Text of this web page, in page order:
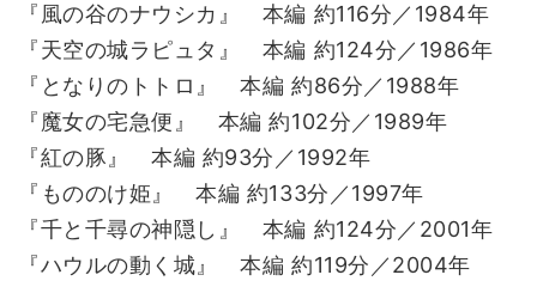
『風の谷のナウシカ』 本編 約116分／1984年
『天空の城ラピュタ』 本編 約124分／1986年
『となりのトトロ』 本編 約86分／1988年
『魔女の宅急便』 本編 約102分／1989年
『紅の豚』 本編 約93分／1992年
『もののけ姫』 本編 約133分／1997年
『千と千尋の神隠し』 本編 約124分／2001年
『ハウルの動く城』 本編 約119分／2004年